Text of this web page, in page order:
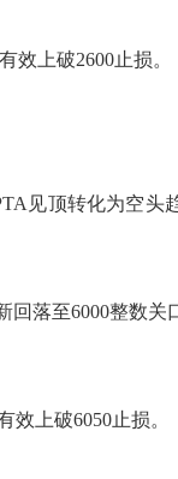
上破2600止损。
顶转化为空头趋
落至6000整数关
上破6050止损。